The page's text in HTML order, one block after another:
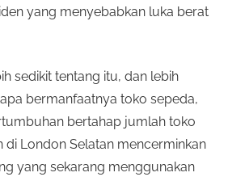
yang menyebabkan luka berat
sedikit tentang itu, dan lebih
bermanfaatnya toko sepeda,
bertahap jumlah toko
di London Selatan mencerminkan
yang sekarang menggunakan